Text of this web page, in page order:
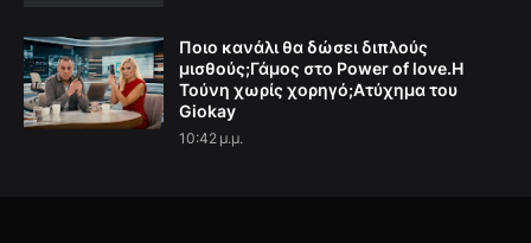
Ποιο κανάλι θα δώσει διπλούς
μισθούς;Γάμος στο Power of love.Η
Τούνη χωρίς χορηγό;Aτύχημα του
Giokay
10:42 μ.μ.